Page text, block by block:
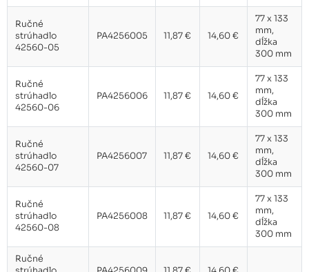
Ručné
strúhadlo
42560-05
PA4256005 11,87 € 14,60 €
77 x 133
mm,
dĺžka
300 mm
Ručné
strúhadlo
42560-06
PA4256006 11,87 € 14,60 €
77 x 133
mm,
dĺžka
300 mm
Ručné
strúhadlo
42560-07
PA4256007 11,87 € 14,60 €
77 x 133
mm,
dĺžka
300 mm
Ručné
strúhadlo
42560-08
PA4256008 11,87 € 14,60 €
77 x 133
mm,
dĺžka
300 mm
Ručné